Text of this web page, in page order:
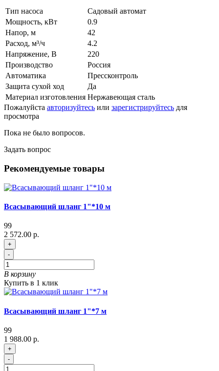
Тип насоса
Садовый автомат
Мощность, кВт
0.9
Напор, м
42
Расход, м³/ч
4.2
Напряжение, В
220
Производство
Россия
Автоматика
Прессконтроль
Защита сухой ход
Да
Материал изготовления Нержавеющая сталь
Пожалуйста авторизуйтесь или зарегистрируйтесь для
просмотра
Пока не было вопросов.
Задать вопрос
Рекомендуемые товары
Всасывающий шланг 1"*10 м
99
2 572.00 р.
+
-
В корзину
Купить в 1 клик
Всасывающий шланг 1"*7 м
99
1 988.00 р.
+
-